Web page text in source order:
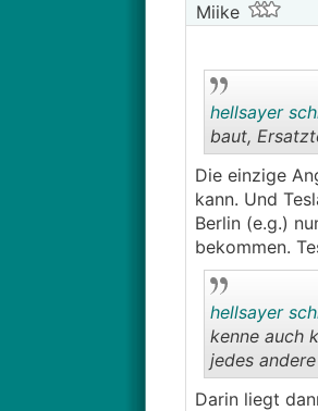
Miike
hellsayer
baut,
Die einzige
kann. Und
Berlin (e.g.)
bekommen.
hellsayer
kenne auch
jedes
Darin liegt